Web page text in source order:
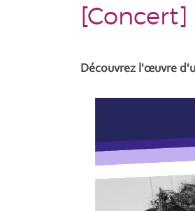
Découvrez l'œuvre